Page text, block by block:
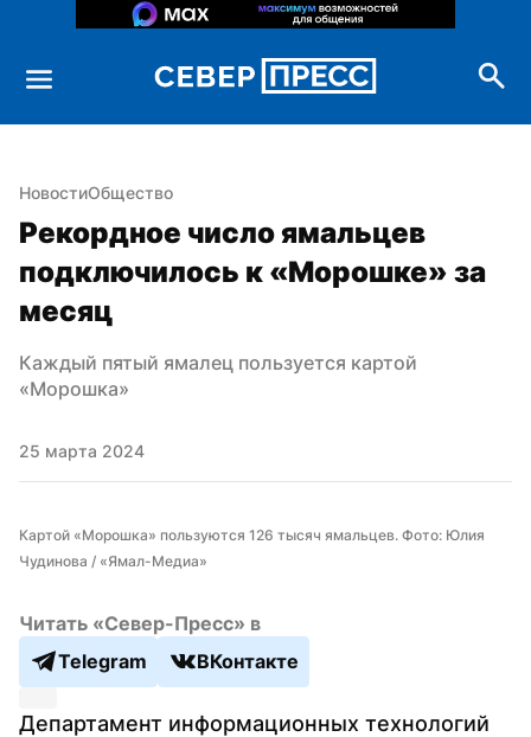
НовостиОбщество
Рекордное число ямальцев
подключилось к «Морошке» за
месяц
Каждый пятый ямалец пользуется картой
«Морошка»
25 марта 2024
Картой «Морошка» пользуются 126 тысяч ямальцев. Фото: Юлия
Чудинова / «Ямал-Медиа»
Читать «Север-Пресс» в
Telegram
ВКонтакте
Департамент информационных технологий